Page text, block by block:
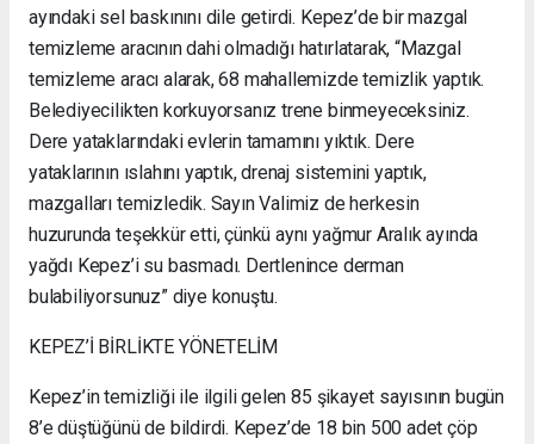
ayındaki sel baskınını dile getirdi. Kepez’de bir mazgal
temizleme aracının dahi olmadığı hatırlatarak, “Mazgal
temizleme aracı alarak, 68 mahallemizde temizlik yaptık.
Belediyecilikten korkuyorsanız trene binmeyeceksiniz.
Dere yataklarındaki evlerin tamamını yıktık. Dere
yataklarının ıslahını yaptık, drenaj sistemini yaptık,
mazgalları temizledik. Sayın Valimiz de herkesin
huzurunda teşekkür etti, çünkü aynı yağmur Aralık ayında
yağdı Kepez’i su basmadı. Dertlenince derman
bulabiliyorsunuz” diye konuştu.
KEPEZ’İ BİRLİKTE YÖNETELİM
Kepez’in temizliği ile ilgili gelen 85 şikayet sayısının bugün
8’e düştüğünü de bildirdi. Kepez’de 18 bin 500 adet çöp